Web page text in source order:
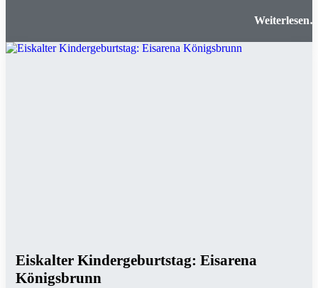
Eiskalter Kindergeburtstag: Eisarena
Königsbrunn